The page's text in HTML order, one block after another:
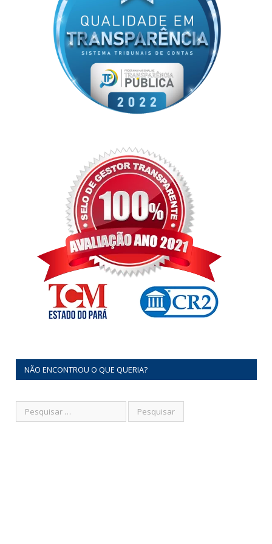
NÃO ENCONTROU O QUE QUERIA?